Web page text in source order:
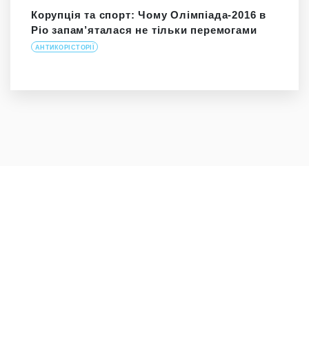
Корупція та спорт: Чому Олімпіада-2016 в
Ріо запам’яталася не тільки перемогами
АНТИКОРІСТОРІЇ